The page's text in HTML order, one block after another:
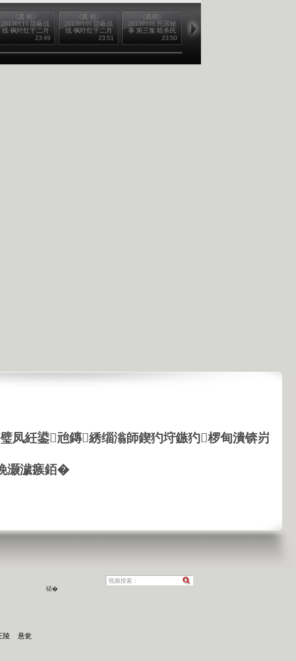
凤紝鍙兘鏄綉缁滃師鍥犳垨鏃犳椤甸潰锛岃
灏濊瘯銆�
《真 相》
20130110 隐蔽战
线·枫叶红于二月
23:49
《真 相》
20130109 隐蔽战
线·枫叶红于二月
23:51
《真相》
20130108 民国秘
事 第三集 暗杀民
国第一杀手
（下）
23:50
20130107 民国秘
事 第二集 暗杀民
陵
悬瓮
锘�